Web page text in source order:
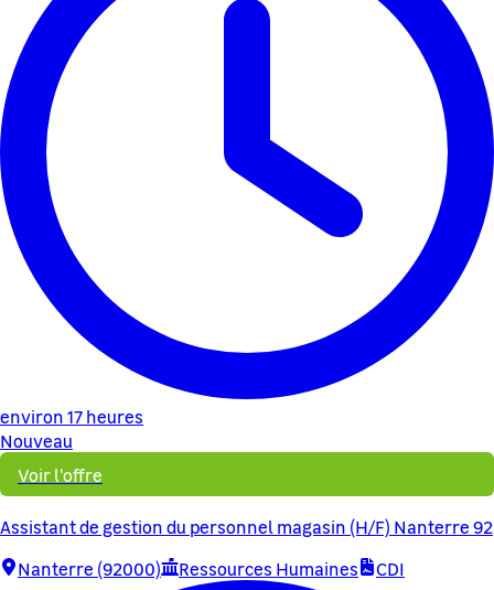
environ 17 heures
Nouveau
Voir l'offre
Assistant de gestion du personnel magasin (H/F) Nanterre 92
Nanterre (92000)
Ressources Humaines CDI